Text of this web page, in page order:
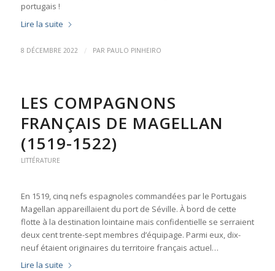
portugais !
Lire la suite
8 DÉCEMBRE 2022 / PAR PAULO PINHEIRO
LES COMPAGNONS
FRANÇAIS DE MAGELLAN
(1519-1522)
LITTÉRATURE
En 1519, cinq nefs espagnoles commandées par le Portugais
Magellan appareillaient du port de Séville. À bord de cette
flotte à la destination lointaine mais confidentielle se serraient
deux cent trente-sept membres d’équipage. Parmi eux, dix-
neuf étaient originaires du territoire français actuel…
Lire la suite